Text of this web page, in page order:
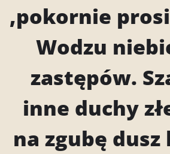
,pokornie
Wodzu
zastępów.
inne duchy
na zgubę dusz